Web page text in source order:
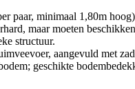
paar, minimaal 1,80m
maar moeten
structuur.
aangevuld met
geschikte